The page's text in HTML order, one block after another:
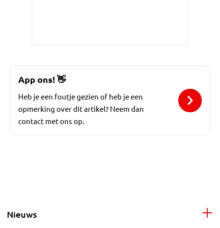
App ons!👋
Heb je een foutje gezien of heb je een
opmerking over dit artikel? Neem dan
contact met ons op.
Nieuws